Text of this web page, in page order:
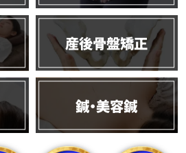
産後骨盤矯正
鍼・美容鍼